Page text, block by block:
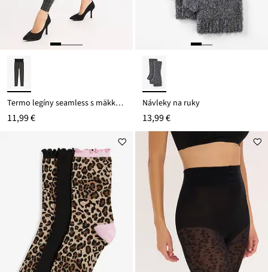
Termo legíny seamless s mäkkou podšívkou
11,99 €
Návleky na ruky
13,99 €